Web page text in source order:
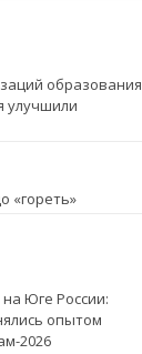
образования
улучшили
«гореть»
Юге России:
опытом
2026